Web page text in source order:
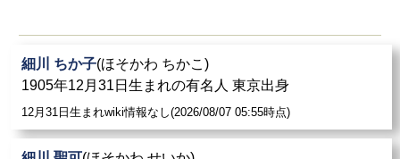
細川 ちか子(ほそかわ ちかこ)
1905年12月31日生まれの有名人 東京出身
12月31日生まれwiki情報なし(2026/08/07 05:55時点)